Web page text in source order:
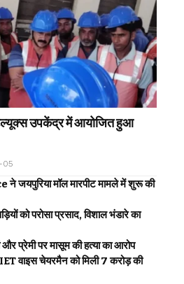
उपकेंद्र में आयोजित हुआ
05
मॉल मारपीट मामले में शुरू की
को परोसा प्रसाद, विशाल भंडारे का
पर मासूम की हत्या का आरोप
वाइस चेयरमैन को मिली 7 करोड़ की